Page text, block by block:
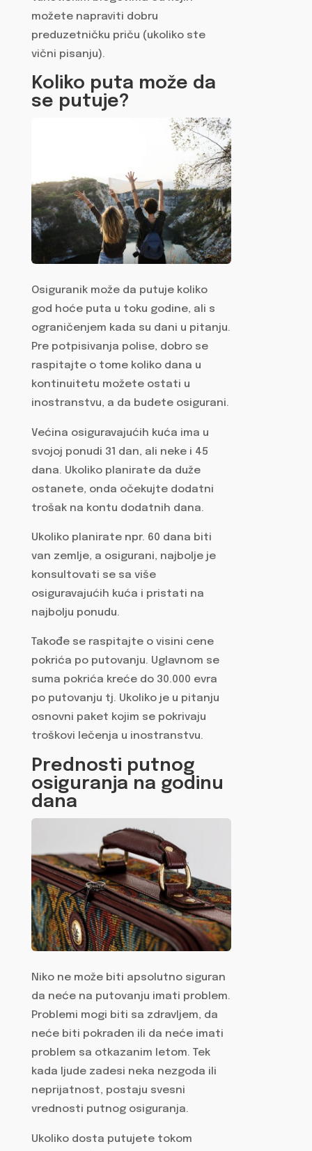
možete napraviti dobru
preduzetničku priču (ukoliko ste
vični pisanju).
Koliko puta može da
se putuje?
Osiguranik može da putuje koliko
god hoće puta u toku godine, ali s
ograničenjem kada su dani u pitanju.
Pre potpisivanja polise, dobro se
raspitajte o tome koliko dana u
kontinuitetu možete ostati u
inostranstvu, a da budete osigurani.
Većina osiguravajućih kuća ima u
svojoj ponudi 31 dan, ali neke i 45
dana. Ukoliko planirate da duže
ostanete, onda očekujte dodatni
trošak na kontu dodatnih dana.
Ukoliko planirate npr. 60 dana biti
van zemlje, a osigurani, najbolje je
konsultovati se sa više
osiguravajućih kuća i pristati na
najbolju ponudu.
Takođe se raspitajte o visini cene
pokrića po putovanju. Uglavnom se
suma pokrića kreće do 30.000 evra
po putovanju tj. Ukoliko je u pitanju
osnovni paket kojim se pokrivaju
troškovi lečenja u inostranstvu.
Prednosti putnog
osiguranja na godinu
dana
Niko ne može biti apsolutno siguran
da neće na putovanju imati problem.
Problemi mogi biti sa zdravljem, da
neće biti pokraden ili da neće imati
problem sa otkazanim letom. Tek
kada ljude zadesi neka nezgoda ili
neprijatnost, postaju svesni
vrednosti putnog osiguranja.
Ukoliko dosta putujete tokom